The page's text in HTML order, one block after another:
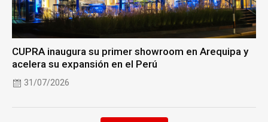
CUPRA inaugura su primer showroom en Arequipa y
acelera su expansión en el Perú
31/07/2026